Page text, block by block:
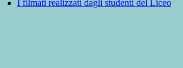
I filmati realizzati dagli studenti del Liceo